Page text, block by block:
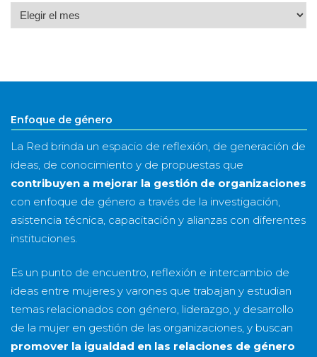
Archivo
por
año
Enfoque de género
La Red brinda un espacio de reflexión, de generación de
ideas, de conocimiento y de propuestas que
contribuyen a mejorar la gestión de organizaciones
con enfoque de género a través de la investigación,
asistencia técnica, capacitación y alianzas con diferentes
instituciones.
Es un punto de encuentro, reflexión e intercambio de
ideas entre mujeres y varones que trabajan y estudian
temas relacionados con género, liderazgo, y desarrollo
de la mujer en gestión de las organizaciones, y buscan
promover la igualdad en las relaciones de género